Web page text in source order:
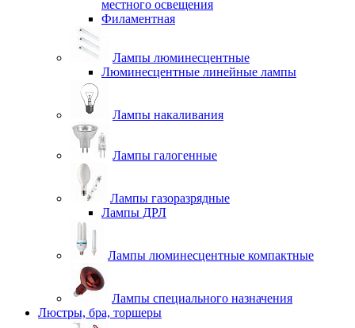
местного освещения
Филаментная
Лампы люминесцентные
Люминесцентные линейные лампы
Лампы накаливания
Лампы галогенные
Лампы газоразрядные
Лампы ДРЛ
Лампы люминесцентные компактные
Лампы специального назначения
Люстры, бра, торшеры